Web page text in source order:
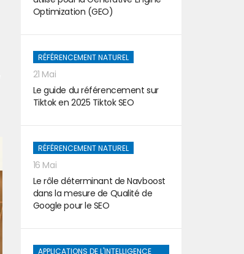
Optimization (GEO)
RÉFÉRENCEMENT NATUREL
21 Mai
Le guide du référencement sur
Tiktok en 2025 Tiktok SEO
RÉFÉRENCEMENT NATUREL
16 Mai
Le rôle déterminant de Navboost
dans la mesure de Qualité de
Google pour le SEO
APPLICATIONS DE L'INTELLIGENCE